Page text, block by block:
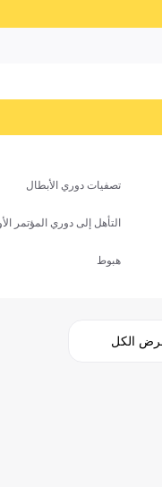
تصفيات دوري الأبطال
التأهل إلى دوري المؤتمر
هبوط
الكل